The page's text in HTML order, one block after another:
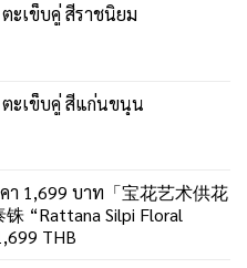
ะเข็บคู่ สีราชนิยม
ะเข็บคู่ สีแก่นขนุน
า 1,699 บาท「宝花艺术供花
“Rattana Silpi Floral
THB